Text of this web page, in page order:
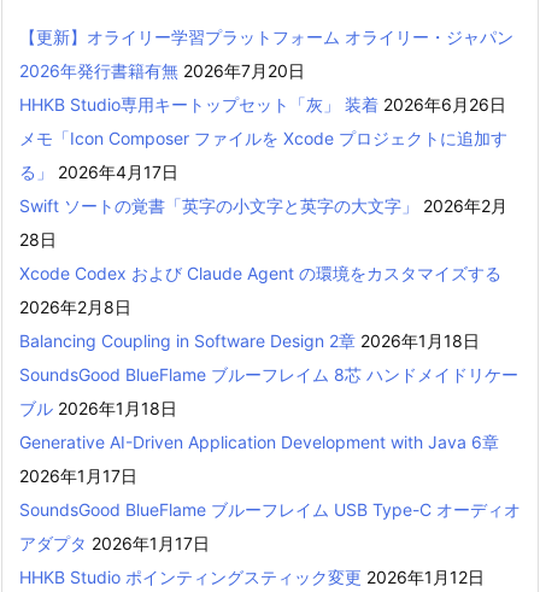
【更新】オライリー学習プラットフォーム オライリー・ジャパン
2026年発行書籍有無 2026年7月20日
HHKB Studio専用キートップセット「灰」 装着 2026年6月26日
メモ「Icon Composer ファイルを Xcode プロジェクトに追加す
る」
2026年4月17日
Swift ソートの覚書「英字の小文字と英字の大文字」
2026年2月
28日
Xcode Codex および Claude Agent の環境をカスタマイズする
2026年2月8日
Balancing Coupling in Software Design 2章 2026年1月18日
SoundsGood BlueFlame ブルーフレイム 8芯 ハンドメイドリケー
ブル 2026年1月18日
Generative AI-Driven Application Development with Java 6章
2026年1月17日
SoundsGood BlueFlame ブルーフレイム USB Type-C オーディオ
アダプタ 2026年1月17日
HHKB Studio ポインティングスティック変更 2026年1月12日